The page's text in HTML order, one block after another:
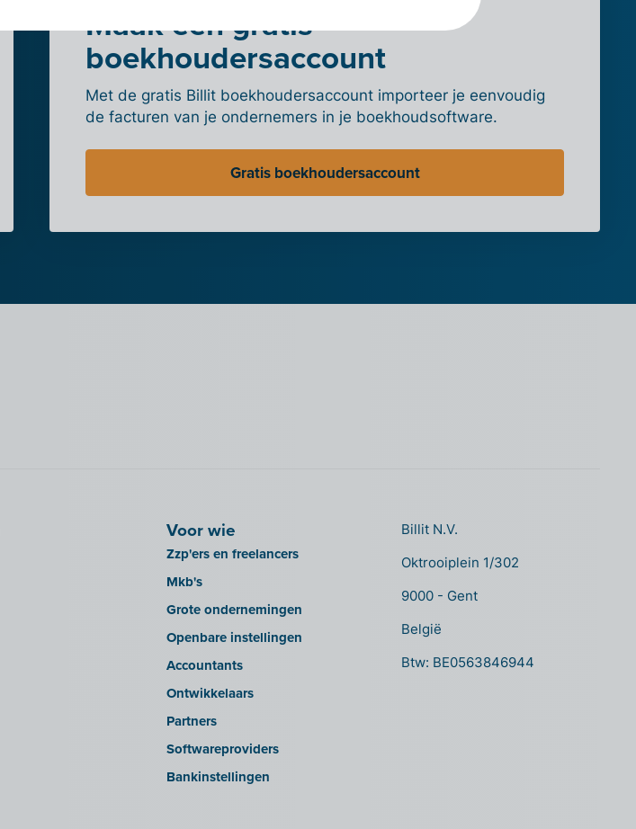
Maak een gratis
boekhoudersaccount
Met de gratis Billit boekhoudersaccount importeer je eenvoudig
de facturen van je ondernemers in je boekhoudsoftware.
Gratis boekhoudersaccount
Voor wie
Zzp'ers en freelancers
Mkb's
Grote ondernemingen
Openbare instellingen
Accountants
Ontwikkelaars
Partners
Softwareproviders
Bankinstellingen
Billit N.V.
Oktrooiplein 1/302
9000 - Gent
België
Btw: BE0563846944